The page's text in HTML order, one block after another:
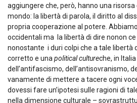
aggiungere che, però, hanno una risorsa
mondo: la libertà di parola, il diritto al
propria cooperazione al potere.
occidentali ma la libertà di dire nonon
nonostante i duri colpi che a tale libertà
corretto e unapolitical cultureche, in
dell’antifascismo, dell’antisovranismo,
vanamente di mettere a tacere ogni
dovessi fare un’ipotesi sulle ragioni di
nella dimensione culturale –